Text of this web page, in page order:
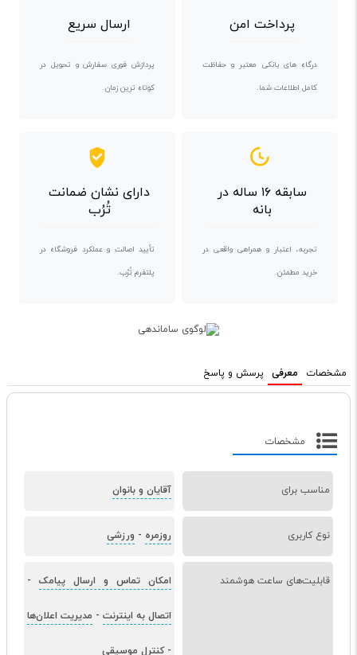
پرداخت امن
درگاه های بانکی معتبر و حفاظت
کامل اطلاعات شما.
ارسال سریع
پردازش فوری سفارش و تحویل در
کوتاه ترین زمان.
سابقه ۱۶ ساله در
بانه
تجربه، اعتبار و همراهی واقعی در
خرید مطمئن.
دارای نشان ضمانت
تُرُب
تأیید اصالت و عملکرد فروشگاه در
پلتفرم تُرُب.
مشخصات معرفی پرسش و پاسخ
مشخصات
مناسب برای آقایان و بانوان
نوع کاربری روزمره - ورزشی
قابلیت‌های ساعت هوشمند امکان تماس و ارسال پیامک -
اتصال به اینترنت - مدیریت اعلان‌ها
- کنترل موسیقی